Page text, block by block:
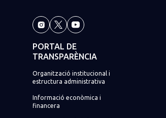
PORTAL DE
TRANSPARÈNCIA
Organització institucional i
estructura administrativa
Informació econòmica i
financera